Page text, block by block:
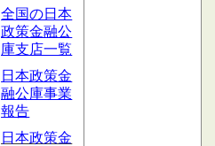
全国の日本
政策金融公
庫支店一覧
日本政策金
融公庫事業
報告
日本政策金